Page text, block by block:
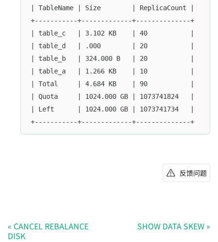
| TableName | Size        | ReplicaCount |
+-----------+-------------+--------------+
| table_c   | 3.102 KB    | 40           |
| table_d   | .000        | 20           |
| table_b   | 324.000 B   | 20           |
| table_a   | 1.266 KB    | 10           |
| Total     | 4.684 KB    | 90           |
| Quota     | 1024.000 GB | 1073741824   |
| Left      | 1024.000 GB | 1073741734   |
+-----------+-------------+--------------+
反馈问题
CANCEL REBALANCE
DISK
SHOW DATA SKEW